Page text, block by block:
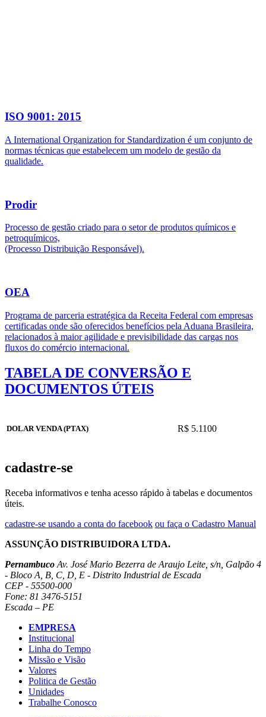
ISO 9001: 2015
A International Organization for Standardization é um conjunto de
normas técnicas que estabelecem um modelo de gestão da
qualidade.
Prodir
Processo de gestão criado para o setor de produtos químicos e
petroquímicos,
(Processo Distribuição Responsável).
OEA
Programa de parceria estratégica da Receita Federal com empresas
certificadas onde são oferecidos benefícios pela Aduana Brasileira,
relacionados à maior agilidade e previsibilidade das cargas nos
fluxos do comércio internacional.
TABELA DE CONVERSÃO E
DOCUMENTOS ÚTEIS
DOLAR VENDA (PTAX) R$ 5.1100
cadastre-se
Receba informativos e tenha acesso rápido à tabelas e documentos
úteis.
cadastre-se usando a conta do facebook ou faça o Cadastro Manual
ASSUNÇÃO DISTRIBUIDORA LTDA.
Pernambuco Av. José Mario Bezerra de Araujo Leite, s/n, Galpão 4
- Bloco A, B, C, D, E - Distrito Industrial de Escada
CEP - 55500-000
Fone: 81 3476-5151
Escada – PE
EMPRESA
Institucional
Linha do Tempo
Missão e Visão
Valores
Politica de Gestão
Unidades
Trabalhe Conosco